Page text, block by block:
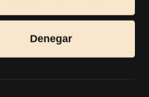
Denegar